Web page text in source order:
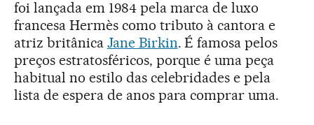
foi lançada em 1984 pela marca de luxo
francesa Hermès como tributo à cantora e
atriz britânica Jane Birkin. É famosa pelos
preços estratosféricos, porque é uma peça
habitual no estilo das celebridades e pela
lista de espera de anos para comprar uma.